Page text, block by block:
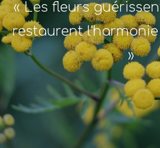
« Les fleurs
restaurent
»